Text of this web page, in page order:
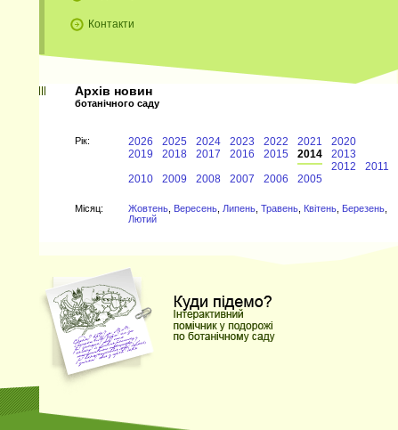
Контакти
Архів новин
ботанічного саду
Рiк: 2026 2025 2024 2023 2022 2021
2020
2019
2018 2017 2016 2015 2014
2013
2012
2011
2010
2009 2008 2007 2006 2005
Мiсяц: Жовтень Вересень Липень Травень Квітень Березень
Лютий